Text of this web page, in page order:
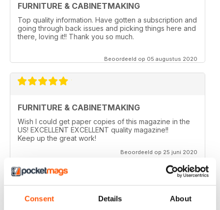
Consent Details About
FURNITURE & CABINETMAKING
Top quality information. Have gotten a subscription and
going through back issues and picking things here and
there, loving it!! Thank you so much.
Beoordeeld op 05 augustus 2020
FURNITURE & CABINETMAKING
Wish I could get paper copies of this magazine in the
US! EXCELLENT EXCELLENT quality magazine!!
Keep up the great work!
Beoordeeld op 25 juni 2020
FURNITURE & CABINETMAKING